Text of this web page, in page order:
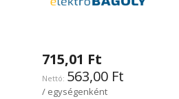
715,01 Ft
563,00 Ft
/ egységenként